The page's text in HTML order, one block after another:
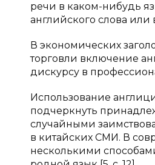
речи в каком-нибудь
английского слова или
В экономических
торговли включение
дискурсу в
Использование
подчеркнуть
случайными
в китайских СМИ. В
несколькими